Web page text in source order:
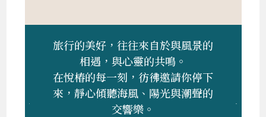
旅行的美好，往往來自於與風景的
相遇，與心靈的共鳴。
在悅椿的每一刻，彷彿邀請你停下
來，靜心傾聽海風、陽光與潮聲的
交響樂。